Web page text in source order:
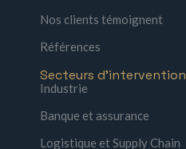
Nos clients témoignent
Références
Secteurs d'intervention
Industrie
Banque et assurance
Logistique et Supply Chain